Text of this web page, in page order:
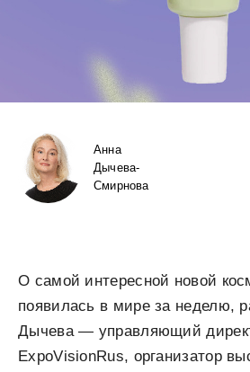
Анна
Дычева-
Смирнова
О самой интересной новой
появилась в мире за неделю,
Дычева — управляющий
ExpoVisionRus, организатор